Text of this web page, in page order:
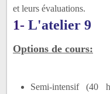
et leurs évaluations.
1- L'atelier 9
Options de cours:
Semi-intensif (40